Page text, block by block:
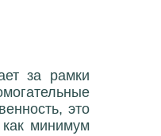
за рамки
это
минимум